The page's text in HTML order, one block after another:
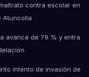
contra escolar en
Atuncolla
avance de 79 % y entra
intento de invasión de